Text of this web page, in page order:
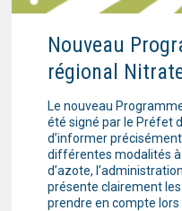
Nouveau
régional
Le nouveau
été signé par le Préfet
d’informer
différentes modalités à
d’azote,
présente clairement
prendre en compte